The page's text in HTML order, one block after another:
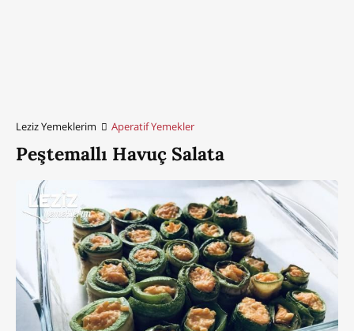
Leziz Yemeklerim Aperatif Yemekler
Peştemallı Havuç Salata